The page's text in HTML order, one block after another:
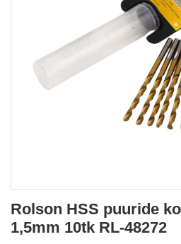
Rolson HSS puuride
1,5mm 10tk RL-48272